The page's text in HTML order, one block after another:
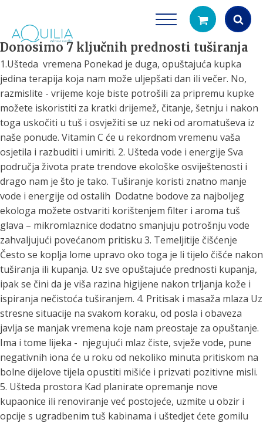
Products
search
Donosimo 7 ključnih prednosti tuširanja
1.Ušteda vremena Ponekad je duga, opuštajuća kupka
jedina terapija koja nam može uljepšati dan ili večer. No,
razmislite - vrijeme koje biste potrošili za pripremu kupke
možete iskoristiti za kratki drijemež, čitanje, šetnju i nakon
toga uskočiti u tuš i osvježiti se uz neki od aromatuševa iz
naše ponude. Vitamin C će u rekordnom vremenu vaša
osjetila i razbuditi i umiriti. 2. Ušteda vode i energije Sva
područja života prate trendove ekološke osviještenosti i
drago nam je što je tako. Tuširanje koristi znatno manje
vode i energije od ostalih Dodatne bodove za najboljeg
ekologa možete ostvariti korištenjem filter i aroma tuš
glava – mikromlaznice dodatno smanjuju potrošnju vode
zahvaljujući povećanom pritisku 3. Temeljitije čišćenje
Često se koplja lome upravo oko toga je li tijelo čišće nakon
tuširanja ili kupanja. Uz sve opuštajuće prednosti kupanja,
ipak se čini da je viša razina higijene nakon trljanja kože i
ispiranja nečistoća tuširanjem. 4. Pritisak i masaža mlaza Uz
stresne situacije na svakom koraku, od posla i obaveza
javlja se manjak vremena koje nam preostaje za opuštanje.
Ima i tome lijeka - njegujući mlaz čiste, svježe vode, pune
negativnih iona će u roku od nekoliko minuta pritiskom na
bolne dijelove tijela opustiti mišiće i prizvati pozitivne misli.
5. Ušteda prostora Kad planirate opremanje nove
kupaonice ili renoviranje već postojeće, uzmite u obzir i
opcije s ugradbenim tuš kabinama i uštedjet ćete gomilu
Tuš glave
filtriranje vode za tuširanje
Vrčevi za
Potpuno prijenosno
čistu vodu za